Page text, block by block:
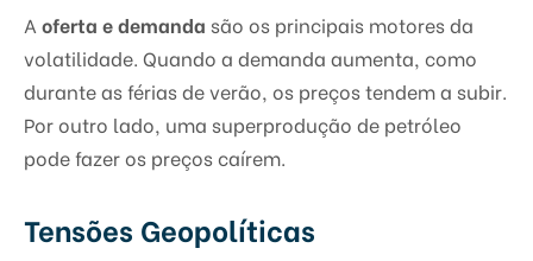
A oferta e demanda são os principais motores da
volatilidade. Quando a demanda aumenta, como
durante as férias de verão, os preços tendem a subir.
Por outro lado, uma superprodução de petróleo
pode fazer os preços caírem.
Tensões Geopolíticas